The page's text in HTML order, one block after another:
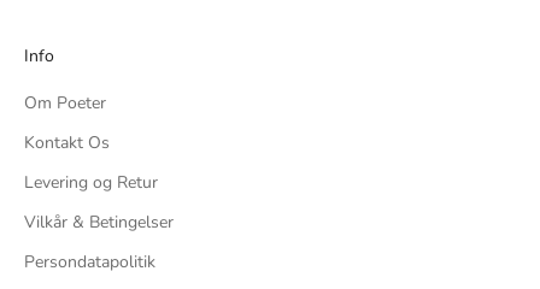
Info
Om Poeter
Kontakt Os
Levering og Retur
Vilkår & Betingelser
Persondatapolitik